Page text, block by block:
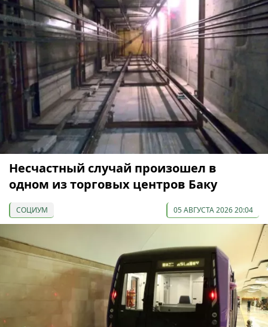
Несчастный случай произошел в
одном из торговых центров Баку
СОЦИУМ 05 АВГУСТА 2026 20:04